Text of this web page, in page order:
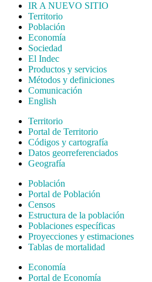
IR A NUEVO SITIO
Territorio
Población
Economía
Sociedad
El Indec
Productos y servicios
Métodos y definiciones
Comunicación
English
Territorio
Portal de Territorio
Códigos y cartografía
Datos georreferenciados
Geografía
Población
Portal de Población
Censos
Estructura de la población
Poblaciones específicas
Proyecciones y estimaciones
Tablas de mortalidad
Economía
Portal de Economía